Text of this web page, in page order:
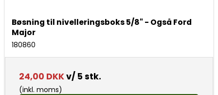
Bøsning til nivelleringsboks 5/8" - Også Ford
Major
180860
24,00 DKKv/ 5 stk.
(inkl. moms)